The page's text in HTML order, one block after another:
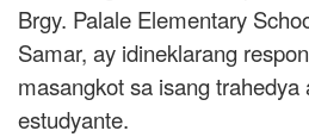
Brgy. Palale Elementary
Samar, ay idineklarang
masangkot sa isang trahedya
estudyante.